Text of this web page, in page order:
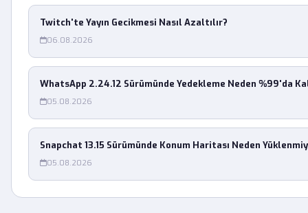
Twitch'te Yayın Gecikmesi Nasıl Azaltılır?
06.08.2026
WhatsApp 2.24.12 Sürümünde Yedekleme Neden %99'da
05.08.2026
Snapchat 13.15 Sürümünde Konum Haritası Neden
05.08.2026